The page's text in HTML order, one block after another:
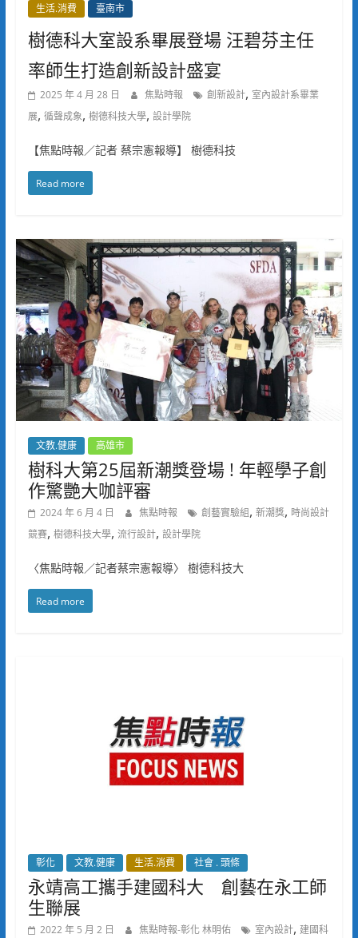
生活.消費 臺南市
樹德科大室設系畢展登場 汪碧芬主任
率師生打造創新設計盛宴
2025 年 4 月 28 日 焦點時報 創新設計, 室內設計系畢業
展, 循聲成象, 樹德科技大學, 設計學院
【焦點時報／記者 蔡宗憲報導】 樹德科技
Read more
文教.健康 高雄市
樹科大第25屆新潮獎登場 ! 年輕學子創
作驚艷大咖評審
2024 年 6 月 4 日 焦點時報 創藝實驗組, 新潮獎, 時尚設計
競賽, 樹德科技大學, 流行設計, 設計學院
〈焦點時報／記者蔡宗憲報導〉 樹德科技大
Read more
彰化 文教.健康 生活.消費 社會 . 頭條
永靖高工攜手建國科大 創藝在永工師
生聯展
2022 年 5 月 2 日 焦點時報-彰化 林明佑 室內設計, 建國科